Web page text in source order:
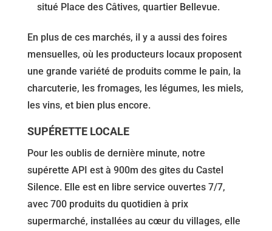
situé Place des Câtives, quartier Bellevue.
En plus de ces marchés, il y a aussi des foires
mensuelles, où les producteurs locaux proposent
une grande variété de produits comme le pain, la
charcuterie, les fromages, les légumes, les miels,
les vins, et bien plus encore.
SUPÉRETTE LOCALE
Pour les oublis de dernière minute, notre
supérette API est à 900m des gites du Castel
Silence. Elle est en libre service ouvertes 7/7,
avec 700 produits du quotidien à prix
supermarché, installées au cœur du villages, elle